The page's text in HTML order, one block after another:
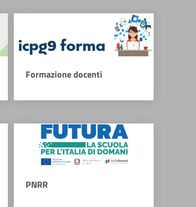
Formazione docenti
PNRR